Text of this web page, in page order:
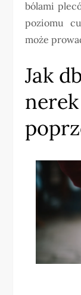
bólami
poziomu
może
Jak